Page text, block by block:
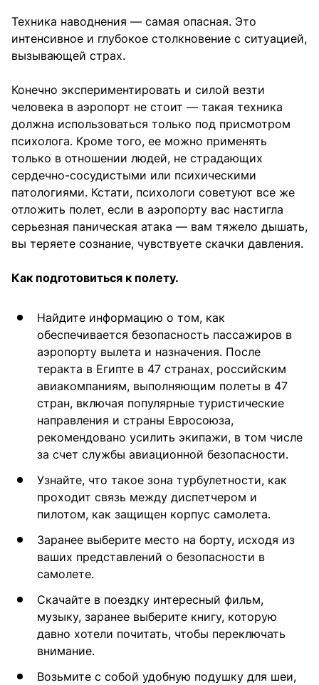
Техника наводнения — самая опасная. Это
интенсивное и глубокое столкновение с ситуацией,
вызывающей страх.
Конечно экспериментировать и силой везти
человека в аэропорт не стоит — такая техника
должна использоваться только под присмотром
психолога. Кроме того, ее можно применять
только в отношении людей, не страдающих
сердечно-сосудистыми или психическими
патологиями. Кстати, психологи советуют все же
отложить полет, если в аэропорту вас настигла
серьезная паническая атака — вам тяжело дышать,
вы теряете сознание, чувствуете скачки давления.
Как подготовиться к полету.
Найдите информацию о том, как
обеспечивается безопасность пассажиров в
аэропорту вылета и назначения. После
теракта в Египте в 47 странах, российским
авиакомпаниям, выполняющим полеты в 47
стран, включая популярные туристические
направления и страны Евросоюза,
рекомендовано усилить экипажи, в том числе
за счет службы авиационной безопасности.
Узнайте, что такое зона турбулетности, как
проходит связь между диспетчером и
пилотом, как защищен корпус самолета.
Заранее выберите место на борту, исходя из
ваших представлений о безопасности в
самолете.
Скачайте в поездку интересный фильм,
музыку, заранее выберите книгу, которую
давно хотели почитать, чтобы переключать
внимание.
Возьмите с собой удобную подушку для шеи,